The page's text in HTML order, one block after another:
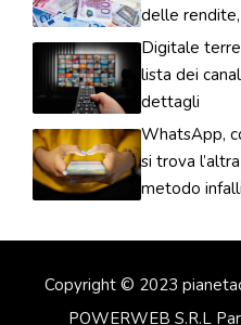
delle
Digitale
lista dei
dettagli
WhatsApp,
si trova
metodo
Copyright © 2023
POWERWEB S.R.L